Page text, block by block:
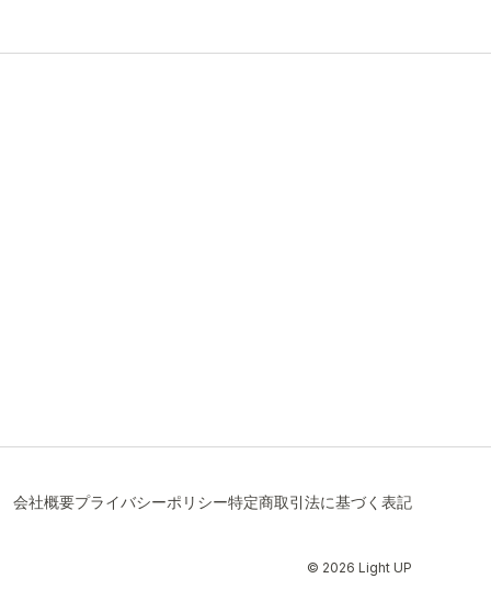
会社概要プライバシーポリシー特定商取引法に基づく表記
© 2026 Light UP